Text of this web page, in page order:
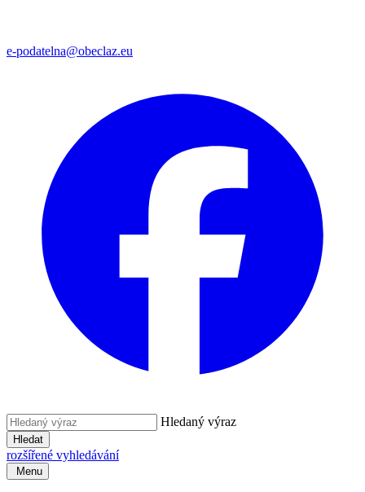
e-podatelna@obeclaz.eu
Hledaný výraz
Hledat
rozšířené vyhledávání
Menu